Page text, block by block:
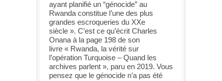
ayant planifié un “génocide” au
Rwanda constitue l’une des plus
grandes escroqueries du XXe
siècle ». C’est ce qu’écrit Charles
Onana à la page 198 de son
livre « Rwanda, la vérité sur
l’opération Turquoise – Quand les
archives parlent », paru en 2019. Vous
pensez que le génocide n’a pas été